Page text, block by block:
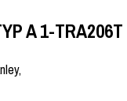
A 1-TRA206T